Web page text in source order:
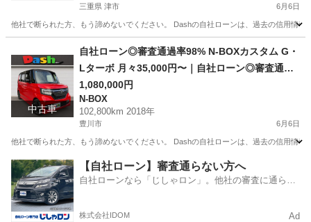
三重県 津市 6月6日
他社で断られた方、もう諦めないでください。 Dashの自社ローンは、過去の信用情
ヴェルファイア ローン
中古車
自社ローン◎審査通過率98% N-BOXカスタム G・
Lターボ 月々35,000円〜｜自社ローン◎審査通過
◎ #信用回復ローン #他社お断りOK #自己破産OK
1,080,000円
N-BOX
102,800km 2018年
豊川市 6月6日
他社で断られた方、もう諦めないでください。 Dashの自社ローンは、過去の
愛知 豊川市 N-BOX ローン
【自社ローン】審査通らない方へ
自社ローンなら「じしゃロン」。他社の審査に通らな
株式会社IDOM Ad